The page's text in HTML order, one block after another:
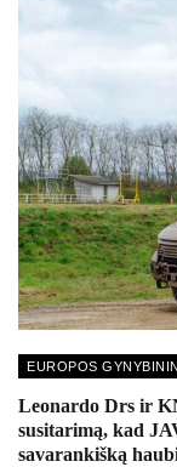
EUROPOS
Leonardo Drs ir
susitarimą, kad
savarankišką